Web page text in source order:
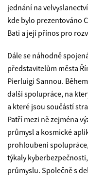
jednání na
kde bylo prezentováno
Bati a její přínos pro
Dále se náhodně
představitelům města
Pierluigi Sannou.
další spolupráce, na
a které jsou součástí
Patří mezi ně zejména
průmysl a kosmické
prohloubení
týkaly
průmyslu. Společně s